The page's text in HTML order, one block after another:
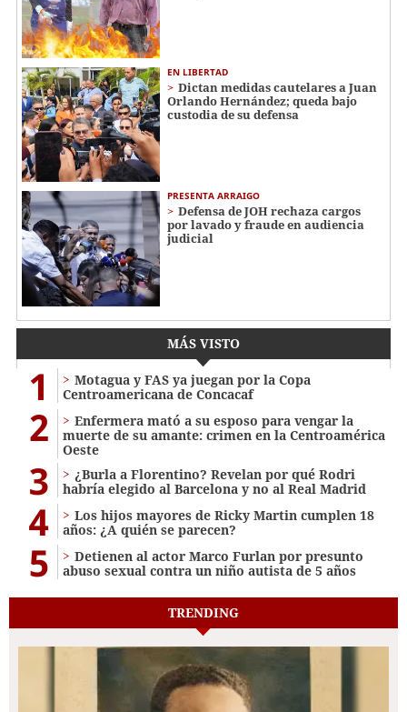
EN LIBERTAD
Dictan medidas cautelares a Juan
Orlando Hernández; queda bajo
custodia de su defensa
PRESENTA ARRAIGO
Defensa de JOH rechaza cargos
por lavado y fraude en audiencia
judicial
MÁS VISTO
1
Motagua y FAS ya juegan por la Copa
Centroamericana de Concacaf
2
Enfermera mató a su esposo para vengar la
muerte de su amante: crimen en la Centroamérica
Oeste
3
¿Burla a Florentino? Revelan por qué Rodri
habría elegido al Barcelona y no al Real Madrid
4
Los hijos mayores de Ricky Martin cumplen 18
años: ¿A quién se parecen?
5
Detienen al actor Marco Furlan por presunto
abuso sexual contra un niño autista de 5 años
TRENDING